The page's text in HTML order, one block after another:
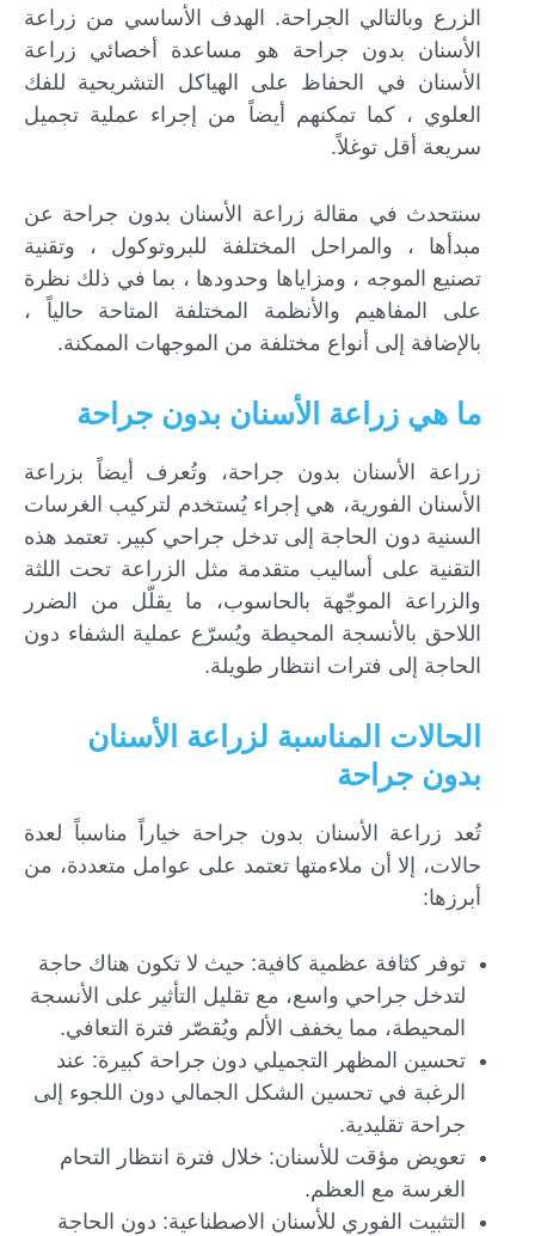
الزرع وبالتالي الجراحة. الهدف الأساسي من زراعة
الأسنان بدون جراحة هو مساعدة أخصائي زراعة
الأسنان في الحفاظ على الهياكل التشريحية للفك
العلوي ، كما تمكنهم أيضاً من إجراء عملية تجميل
سريعة أقل توغلاً.
سنتحدث في مقالة زراعة الأسنان بدون جراحة عن
مبدأها ، والمراحل المختلفة للبروتوكول ، وتقنية
تصنيع الموجه ، ومزاياها وحدودها ، بما في ذلك نظرة
على المفاهيم والأنظمة المختلفة المتاحة حالياً ،
بالإضافة إلى أنواع مختلفة من الموجهات الممكنة.
ما هي زراعة الأسنان بدون جراحة
زراعة الأسنان بدون جراحة، وتُعرف أيضاً بزراعة
الأسنان الفورية، هي إجراء يُستخدم لتركيب الغرسات
السنية دون الحاجة إلى تدخل جراحي كبير. تعتمد هذه
التقنية على أساليب متقدمة مثل الزراعة تحت اللثة
والزراعة الموجّهة بالحاسوب، ما يقلّل من الضرر
اللاحق بالأنسجة المحيطة ويُسرّع عملية الشفاء دون
الحاجة إلى فترات انتظار طويلة.
الحالات المناسبة لزراعة الأسنان
بدون جراحة
تُعد زراعة الأسنان بدون جراحة خياراً مناسباً لعدة
حالات، إلا أن ملاءمتها تعتمد على عوامل متعددة، من
أبرزها:
توفر كثافة عظمية كافية: حيث لا تكون هناك حاجة
لتدخل جراحي واسع، مع تقليل التأثير على الأنسجة
المحيطة، مما يخفف الألم ويُقصّر فترة التعافي.
تحسين المظهر التجميلي دون جراحة كبيرة: عند
الرغبة في تحسين الشكل الجمالي دون اللجوء إلى
جراحة تقليدية.
تعويض مؤقت للأسنان: خلال فترة انتظار التحام
الغرسة مع العظم.
التثبيت الفوري للأسنان الاصطناعية: دون الحاجة